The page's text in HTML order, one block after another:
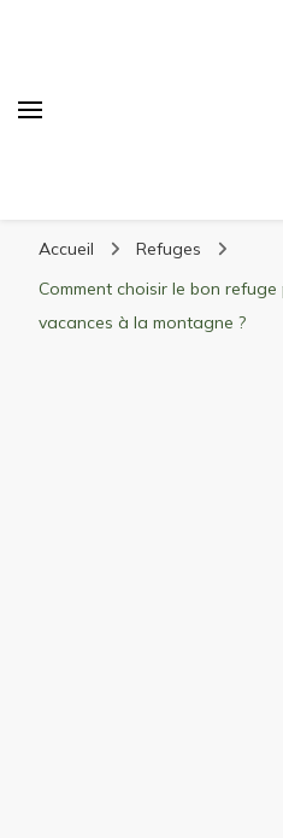
matériel,
Accueil
Refuges
Comment choisir le bon
vacances à la montagne ?